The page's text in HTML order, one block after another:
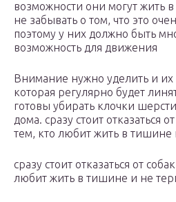
возможности они могут жить
не забывать о том, что это
поэтому у них должно быть
возможность для движения
Внимание нужно уделить и их
которая регулярно будет
готовы убирать клочки
дома. сразу стоит отказаться
тем, кто любит жить в тишине
сразу стоит отказаться от
любит жить в тишине и не